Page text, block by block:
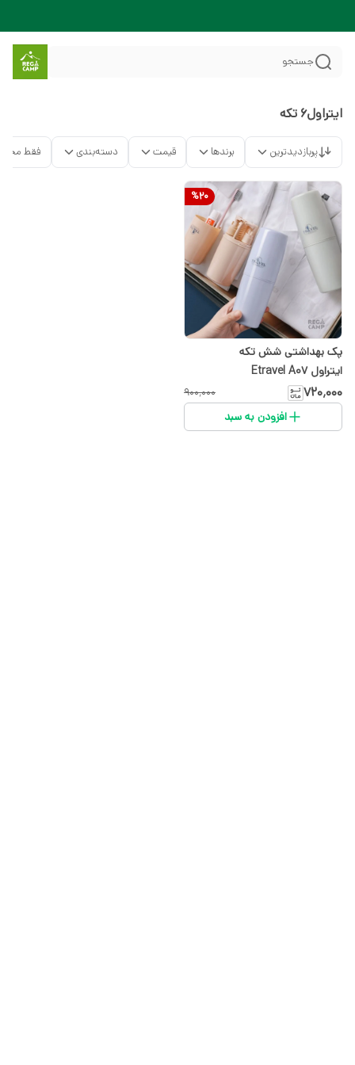
جستجو
ایتراول6 تکه
پربازدیدترین برندها قیمت دسته‌بندی فقط
%20
پک بهداشتی شش تکه
ایتراول Etravel A07
۷۲۰٬۰۰۰ ۹۰۰٬۰۰۰
افزودن به سبد